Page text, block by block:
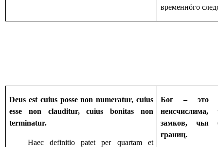
временнóго
Deus est cuius posse non numeratur, cuius
esse non clauditur, cuius bonitas non
terminatur.
Haec definitio patet per quartam et
Бог – это
замков, чья
границ.